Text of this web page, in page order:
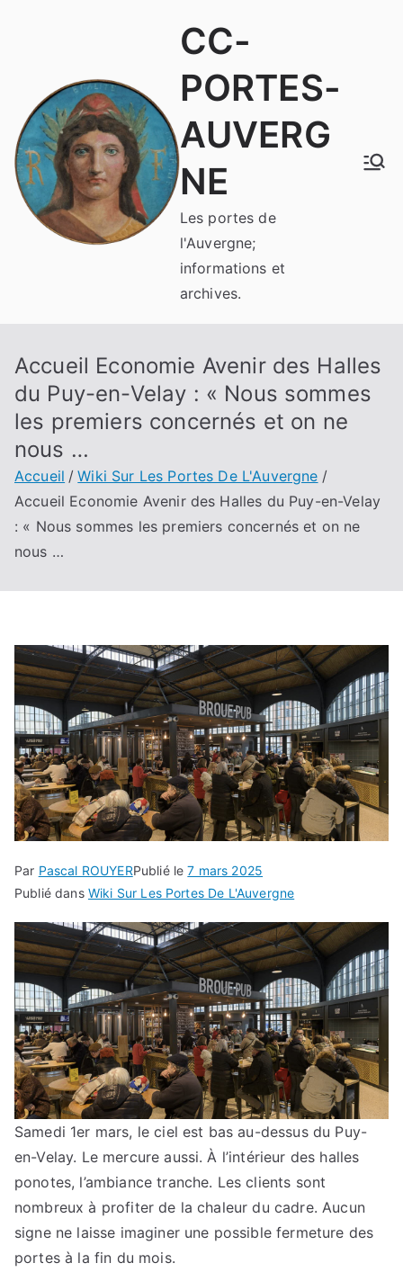
CC-
PORTES-
AUVERG
NE
Les portes de
l'Auvergne;
informations et
archives.
Accueil Economie Avenir des Halles
du Puy-en-Velay : « Nous sommes
les premiers concernés et on ne
nous …
Accueil
Wiki Sur Les Portes De L'Auvergne
Accueil Economie Avenir des Halles du Puy-en-Velay
: « Nous sommes les premiers concernés et on ne
nous …
Par Pascal ROUYERPublié le7 mars 2025
Publié dans Wiki Sur Les Portes De L'Auvergne
Samedi 1er mars, le ciel est bas au-dessus du Puy-
en-Velay. Le mercure aussi. À l’intérieur des halles
ponotes, l’ambiance tranche. Les clients sont
nombreux à profiter de la chaleur du cadre. Aucun
signe ne laisse imaginer une possible fermeture des
portes à la fin du mois.